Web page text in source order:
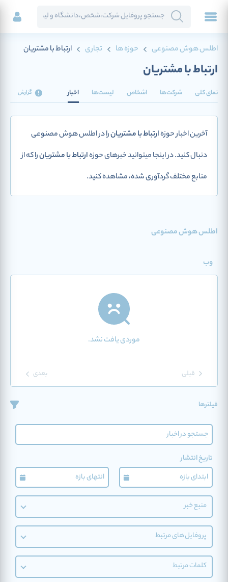
اطلس هوش مصنوعی حوزه ها تجاری ارتباط با مشتریان
ارتباط با مشتریان
نمای کلی شرکت‌ها اشخاص لیست‌ها اخبار گزارش
آخرین اخبار حوزهارتباط با مشتریانرا در اطلس هوش مصنوعی
دنبال کنید. در اینجا میتوانید خبرهای حوزهارتباط با مشتریانرا که از
منابع مختلف گردآوری شده، مشاهده کنید.
اطلس هوش مصنوعی
وب
موردی یافت نشد.
قبلی بعدی
فیلترها
تاریخ انتشار
منبع خبر
پروفایل‌های مرتبط
کلمات مرتبط